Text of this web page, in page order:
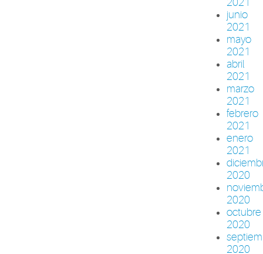
junio
2021
mayo
2021
abril
2021
marzo
2021
febrero
2021
enero
2021
2020
2020
octubre
2020
2020